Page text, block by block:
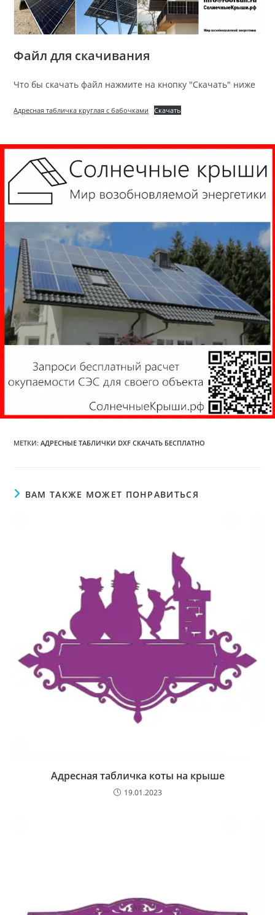
Файл для скачивания
Что бы скачать файл нажмите на кнопку "Скачать" ниже
Адресная табличка круглая с бабочками Скачать
МЕТКИ:АДРЕСНЫЕ ТАБЛИЧКИ DXF СКАЧАТЬ БЕСПЛАТНО
ВАМ ТАКЖЕ МОЖЕТ ПОНРАВИТЬСЯ
Адресная табличка коты на крыше
19.01.2023